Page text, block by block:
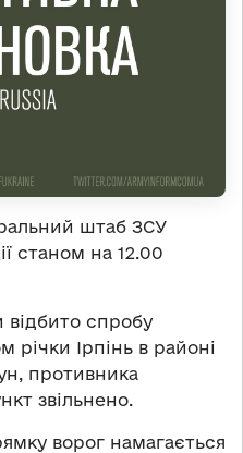
штаб ЗСУ
станом на 12.00
спробу
Ірпінь в районі
противника
звільнено.
ворог намагається